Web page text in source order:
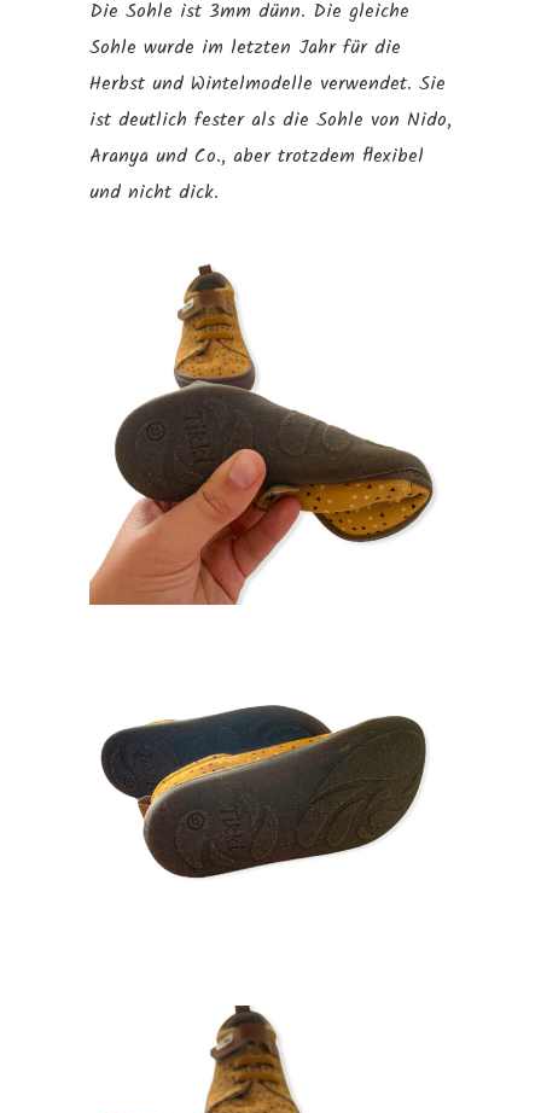
Die Sohle ist 3mm dünn. Die gleiche
Sohle wurde im letzten Jahr für die
Herbst und Wintelmodelle verwendet. Sie
ist deutlich fester als die Sohle von Nido,
Aranya und Co., aber trotzdem flexibel
und nicht dick.